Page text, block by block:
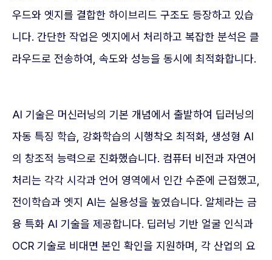
우드와 엣지를 결합한 하이브리드 구조도 등장하고 있습
니다. 간단한 작업은 엣지에서 처리하고 복잡한 분석은 클
라우드로 전송하여, 속도와 성능을 동시에 최적화합니다.
AI 기술은 머신러닝의 기본 개념에서 출발하여 딥러닝의
자동 특징 학습, 강화학습의 시행착오 최적화, 생성형 AI
의 창조적 능력으로 진화했습니다. 컴퓨터 비전과 자연어
처리는 각각 시각과 언어 영역에서 인간 수준에 근접했고,
전이학습과 엣지 AI는 실용성을 높였습니다. 알체라는 금
융 특화 AI 기술을 제공합니다. 딥러닝 기반 얼굴 인식과
OCR 기술로 비대면 본인 확인을 지원하며, 각 산업의 요